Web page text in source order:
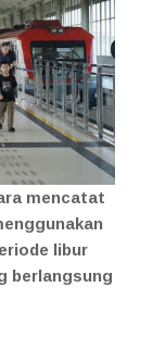
mencatat
libur
berlangsung